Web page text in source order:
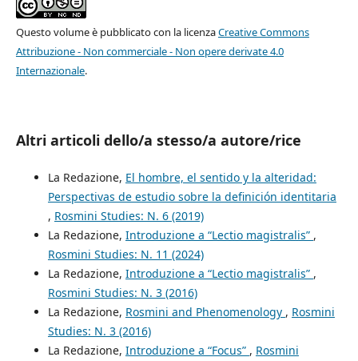
Questo volume è pubblicato con la licenzaCreative Commons
Attribuzione - Non commerciale - Non opere derivate 4.0
Internazionale.
Altri articoli dello/a stesso/a autore/rice
La Redazione, El hombre, el sentido y la alteridad:
Perspectivas de estudio sobre la definición identitaria
, Rosmini Studies: N. 6 (2019)
La Redazione, Introduzione a “Lectio magistralis” ,
Rosmini Studies: N. 11 (2024)
La Redazione, Introduzione a “Lectio magistralis” ,
Rosmini Studies: N. 3 (2016)
La Redazione, Rosmini and Phenomenology , Rosmini
Studies: N. 3 (2016)
La Redazione, Introduzione a “Focus” , Rosmini